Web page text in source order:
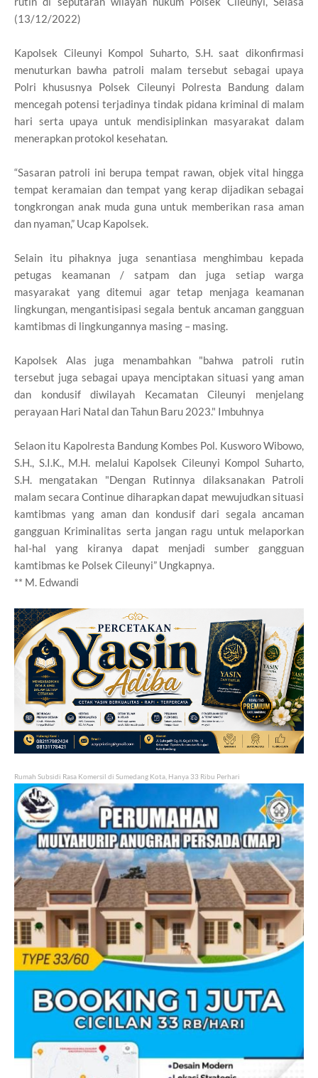
(13/12/2022)
Kapolsek Cileunyi Kompol Suharto, S.H. saat dikonfirmasi
menuturkan bawha patroli malam tersebut sebagai upaya
Polri khususnya Polsek Cileunyi Polresta Bandung dalam
mencegah potensi terjadinya tindak pidana kriminal di malam
hari serta upaya untuk mendisiplinkan masyarakat dalam
menerapkan protokol kesehatan.
“Sasaran patroli ini berupa tempat rawan, objek vital hingga
tempat keramaian dan tempat yang kerap dijadikan sebagai
tongkrongan anak muda guna untuk memberikan rasa aman
dan nyaman,” Ucap Kapolsek.
Selain itu pihaknya juga senantiasa menghimbau kepada
petugas keamanan / satpam dan juga setiap warga
masyarakat yang ditemui agar tetap menjaga keamanan
lingkungan, mengantisipasi segala bentuk ancaman gangguan
kamtibmas di lingkungannya masing – masing.
Kapolsek Alas juga menambahkan "bahwa patroli rutin
tersebut juga sebagai upaya menciptakan situasi yang aman
dan kondusif diwilayah Kecamatan Cileunyi menjelang
perayaan Hari Natal dan Tahun Baru 2023." Imbuhnya
Selaon itu Kapolresta Bandung Kombes Pol. Kusworo Wibowo,
S.H., S.I.K., M.H. melalui Kapolsek Cileunyi Kompol Suharto,
S.H. mengatakan "Dengan Rutinnya dilaksanakan Patroli
malam secara Continue diharapkan dapat mewujudkan situasi
kamtibmas yang aman dan kondusif dari segala ancaman
gangguan Kriminalitas serta jangan ragu untuk melaporkan
hal-hal yang kiranya dapat menjadi sumber gangguan
kamtibmas ke Polsek Cileunyi” Ungkapnya.
** M. Edwandi
Rumah Subsidi Rasa Komersil di Sumedang Kota, Hanya 33 Ribu Perhari